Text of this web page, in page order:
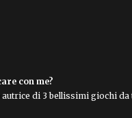
con me?
autrice di 3 bellissimi giochi da